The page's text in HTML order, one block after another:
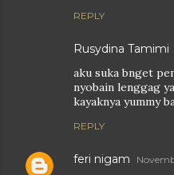
REPLY
Rusydina Tamimi
aku suka bnget
nyobain lenggag
kayaknya yummy
REPLY
feri nigam